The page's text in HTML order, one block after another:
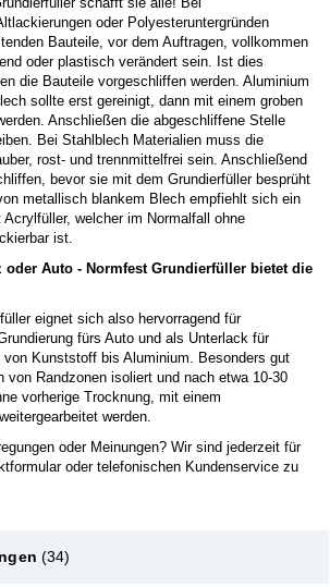
oder Polyesteruntergründen
Bauteile, vor dem Auftragen, vollkommen
oder plastisch verändert sein. Ist dies
die Bauteile vorgeschliffen werden. Aluminium
sollte erst gereinigt, dann mit einem groben
Anschließen die abgeschliffene Stelle
Bei Stahlblech Materialien muss die
rost- und trennmittelfrei sein. Anschließend
bevor sie mit dem Grundierfüller besprüht
metallisch blankem Blech empfiehlt sich ein
welcher im Normalfall ohne
ist.
Auto - Normfest Grundierfüller bietet die
eignet sich also hervorragend für
fürs Auto und als Unterlack für
Kunststoff bis Aluminium. Besonders gut
von Randzonen isoliert und nach etwa 10-30
vorherige Trocknung, mit einem
werden.
oder Meinungen? Wir sind jederzeit für
oder telefonischen Kundenservice zu
(34)